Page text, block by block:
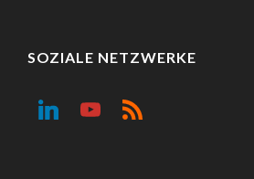
SOZIALE NETZWERKE